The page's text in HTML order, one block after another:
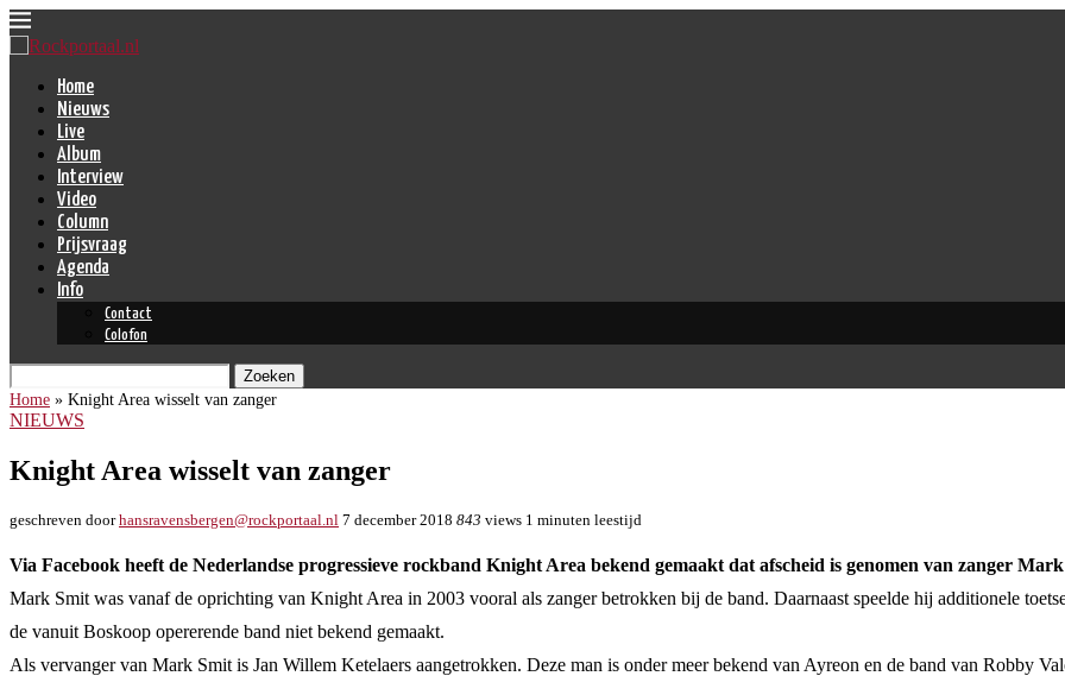
Home
Nieuws
Live
Album
Interview
Video
Column
Prijsvraag
Agenda
Info
Contact
Colofon
Zoeken
Home » Knight Area wisselt van zanger
NIEUWS
Knight Area wisselt van zanger
geschreven doorhansravensbergen@rockportaal.nl 7 december 2018 843 views 1 minuten leestijd
Via Facebook heeft de Nederlandse progressieve rockband Knight Area bekend gemaakt dat afscheid is genomen van zanger
Mark Smit was vanaf de oprichting van Knight Area in 2003 vooral als zanger betrokken bij de band. Daarnaast speelde hij additionele
de vanuit Boskoop opererende band niet bekend gemaakt.
Als vervanger van Mark Smit is Jan Willem Ketelaers aangetrokken. Deze man is onder meer bekend van Ayreon en de band van Robby